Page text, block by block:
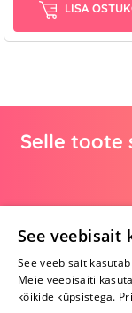
LISA
Selle toote
See veebisait
See veebisait
Meie veebisaiti
kõikide küpsistega.